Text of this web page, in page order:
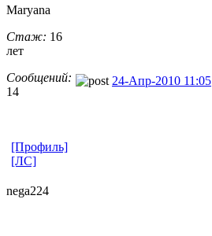
Maryana
Стаж: 16
лет
Сообщений:
14
24-Апр-2010 11:05
[Профиль]
[ЛС]
nega224